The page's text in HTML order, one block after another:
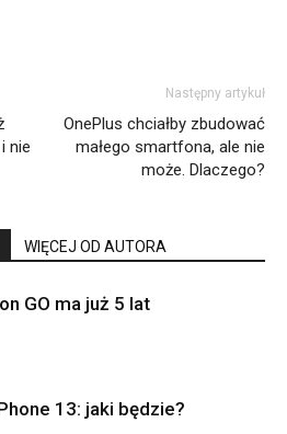
nie
Następny artykuł
OnePlus chciałby zbudować
małego smartfona, ale nie
może. Dlaczego?
WIĘCEJ OD AUTORA
GO ma już 5 lat
13: jaki będzie?